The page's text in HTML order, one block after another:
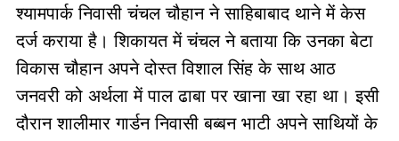
श्यामपार्क निवासी चंचल चौहान ने साहिबाबाद थाने में केस
दर्ज कराया है। शिकायत में चंचल ने बताया कि उनका बेटा
विकास चौहान अपने दोस्त विशाल सिंह के साथ आठ
जनवरी को अर्थला में पाल ढाबा पर खाना खा रहा था। इसी
दौरान शालीमार गार्डन निवासी बब्बन भाटी अपने साथियों के